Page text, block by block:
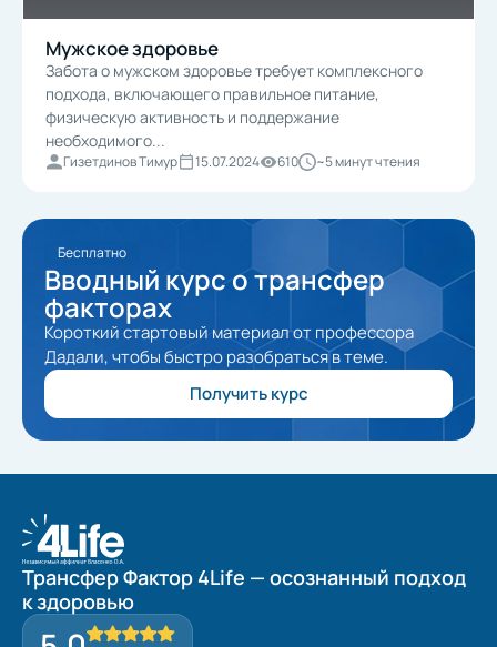
Мужское здоровье
Забота о мужском здоровье требует комплексного
подхода, включающего правильное питание,
физическую активность и поддержание
необходимого...
Гизетдинов Тимур 15.07.2024 610 ~5 минут чтения
Бесплатно
Вводный курс о трансфер
факторах
Короткий стартовый материал от профессора
Дадали, чтобы быстро разобраться в теме.
Получить курс
Трансфер Фактор 4Life — осознанный подход
к здоровью